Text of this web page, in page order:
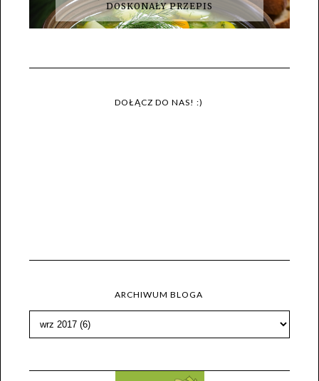
DOSKONAŁY PRZEPIS
DOŁĄCZ DO NAS! :)
ARCHIWUM BLOGA